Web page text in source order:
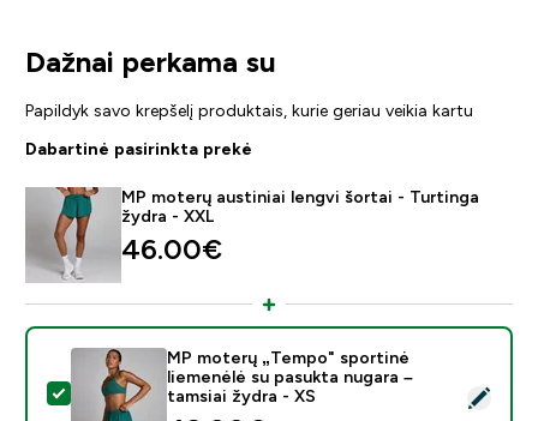
Dažnai perkama su
Papildyk savo krepšelį produktais, kurie geriau veikia kartu
Dabartinė pasirinkta prekė
MP moterų austiniai lengvi šortai - Turtinga
žydra - XXL
46.00€‎
Pasirinkti šį produktą - MP moterų „Tempo" sportinė
MP moterų „Tempo" sportinė
liemenėlė su pasukta nugara –
tamsiai žydra - XS